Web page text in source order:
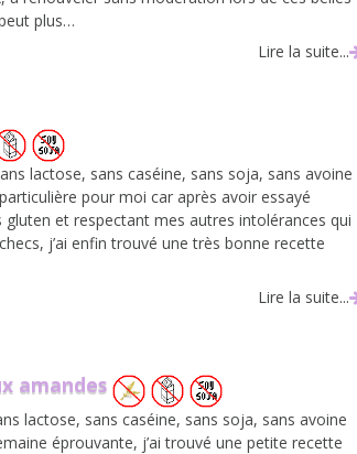
plus…
Lire la suite...
lactose, sans caséine, sans soja, sans avoine
pour moi car après avoir essayé
et respectant mes autres intolérances qui
j’ai enfin trouvé une très bonne recette
Lire la suite...
amandes
lactose, sans caséine, sans soja, sans avoine
éprouvante, j’ai trouvé une petite recette